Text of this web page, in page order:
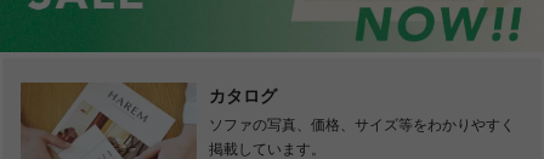
カタログ
ソファの写真、価格、サイズ等をわかりやすく
掲載しています。